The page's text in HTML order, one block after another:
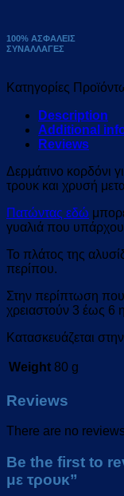
100% ΑΣΦΑΛΕΙΣ
ΣΥΝΑΛΛΑΓΕΣ
Κατηγορίες
Description
Additional
Reviews
Δερμάτινο κορδόνι
τρουκ και χρυσή
Πατώντας εδώ
γυαλιά που
Το πλάτος της
περίπου.
Στην περίπτωση που
χρειαστούν 3 έως 6
Κατασκευάζεται
Weight 80 g
Reviews
There are no
Be the first to
με τρουκ”